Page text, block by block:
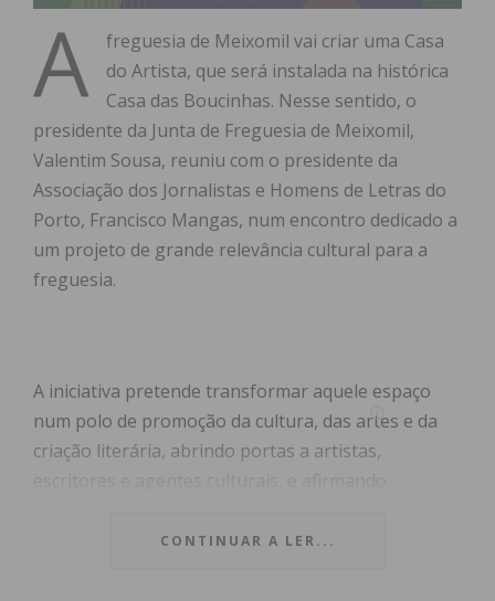
A
freguesia de Meixomil vai criar uma Casa
do Artista, que será instalada na histórica
Casa das Boucinhas. Nesse sentido, o
presidente da Junta de Freguesia de Meixomil,
Valentim Sousa, reuniu com o presidente da
Associação dos Jornalistas e Homens de Letras do
Porto, Francisco Mangas, num encontro dedicado a
um projeto de grande relevância cultural para a
freguesia.
A iniciativa pretende transformar aquele espaço
num polo de promoção da cultura, das artes e da
criação literária, abrindo portas a artistas,
valorização do património e do talento.
CONTINUAR A LER...